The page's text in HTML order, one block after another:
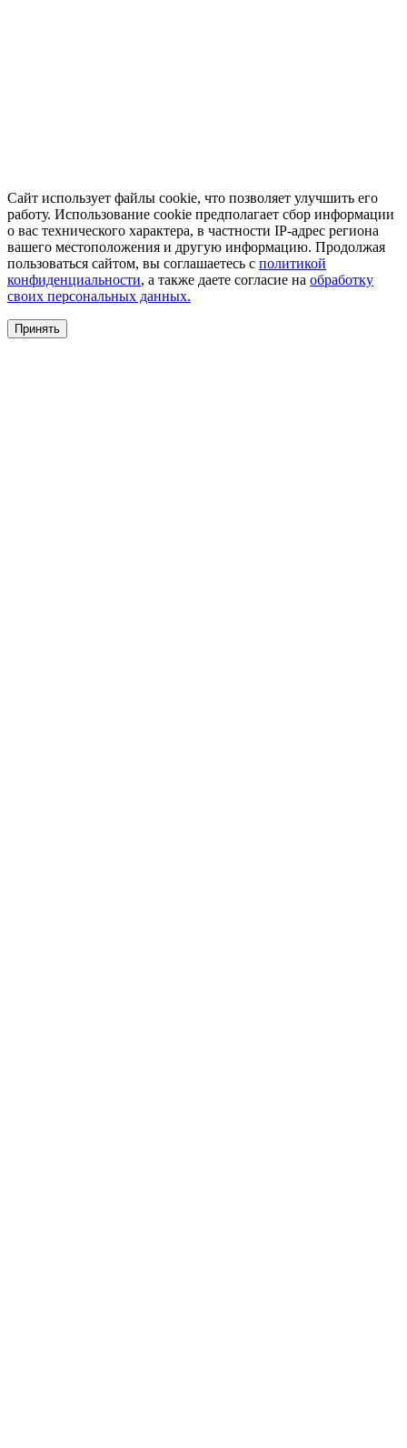
Сайт использует файлы cookie, что позволяет улучшить его
работу. Использование cookie предполагает сбор информации
о вас технического характера, в частности IP-адрес региона
вашего местоположения и другую информацию. Продолжая
пользоваться сайтом, вы соглашаетесь с политикой
конфиденциальности, а также даете согласие на обработку
своих персональных данных.
Принять